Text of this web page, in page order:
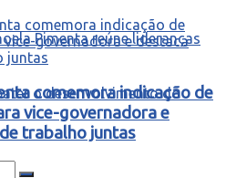
comemora indicação de
vice-governadora e
trabalho juntas